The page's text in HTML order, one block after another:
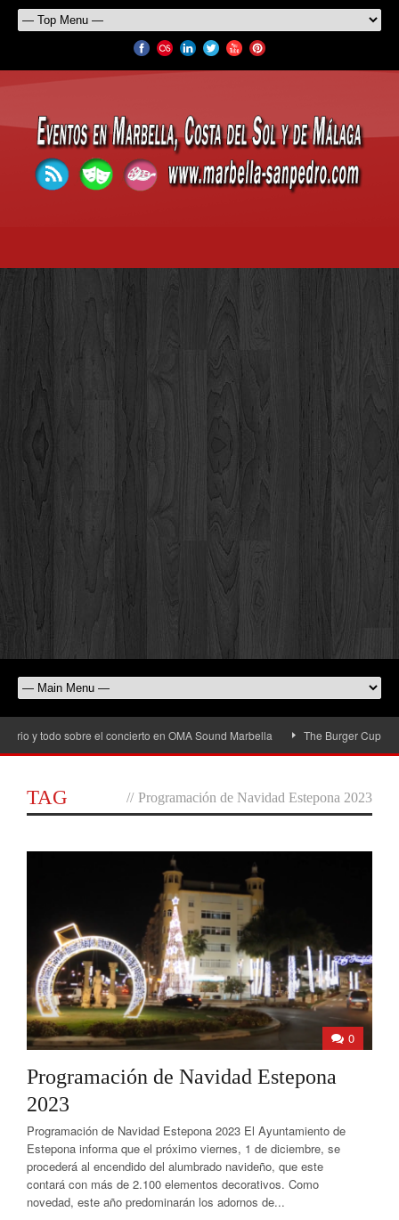
y todo sobre el concierto en OMA Sound Marbella The Burger Cup llega
TAG // Programación de Navidad Estepona 2023
0
Programación de Navidad Estepona
2023
Programación de Navidad Estepona 2023 El Ayuntamiento de
Estepona informa que el próximo viernes, 1 de diciembre, se
procederá al encendido del alumbrado navideño, que este
contará con más de 2.100 elementos decorativos. Como
novedad, este año predominarán los adornos de...